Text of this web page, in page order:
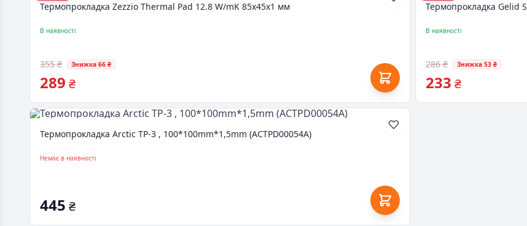
Термопрокладка Zezzio Thermal Pad 12.8 W/mK 85х45x1 мм
В наявності
355 ₴ Знижка 66 ₴
289 ₴
Термопрокладка Gelid
В наявності
286 ₴ Знижка 53 ₴
233 ₴
Термопрокладка Arctic TP-3 , 100*100mm*1,5mm (ACTPD00054A)
Немає в наявності
445 ₴